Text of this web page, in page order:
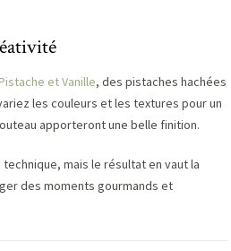
et Vanille, des pistaches hachées
les couleurs et les textures pour un
apporteront une belle finition.
mais le résultat en vaut la
des moments gourmands et